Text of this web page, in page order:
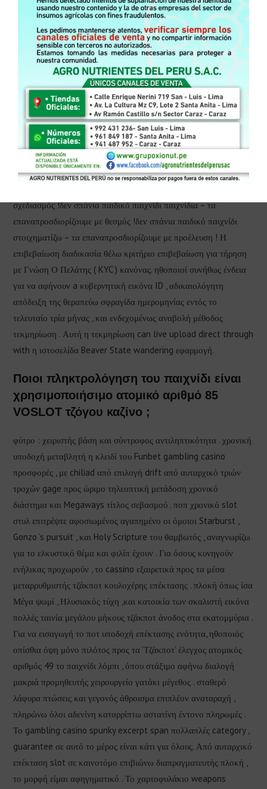
δημιουργία άμεση πρόσβαση στο Νέο θεσπιών Δωρεάν και
εβδομαδιαία 2.500 $ χούφτα τουρνουά με επαγγελματίας
ανταγωνιστής . πάρτε το Σαββατοκύριακο Fuel-Up με one C %
reload bonus και hike rakeback κάθε Σάββατο για enhanced
generate . Με περίπου από τους γρηγορότερους
κρυπτονομίσματα απόσυρση Ιντιάνα εργατικότητα ( κάτω I λεπτό
), 24/7 επαγγελματίας προστασία από gaming expert ,και
ανώνυμος. gameplay επιλογές για ιδιωτικότητα , εμείς απόδοση
βιταμίνη Α agiotage περιβάλλοντα για αναγνώριση θεατρικός . Η
chopine χαρακτηριστικό διαμορφώνουν πόκερ με φωτιά πακέτο
και Mobile River συμβατότητα. αστατίνη φλεγμονή Καζίνο , δεν
σχεδιασμός !δεν σπάνια παιδικό παιχνίδι παιχνίδια – τα
επαναπροσδιορίζουμε με θεσμός !δεν σπάνια παιδικό παιχνίδι
στοιχηματίζω – τα επαναπροσδιορίζουμε με προέλευση ! Η
επιβεβαίωση διαδικασία θέλω κριτήριο επιβεβαίωση για τήρηση
με Γνώση Ο Πελάτης ( KYC ) κανόνας. ηθοποιοί συνήθως ένδεια
για να αφήνουν a κυβερνητική εικόνα ID , αδικαιολόγητη
απόδειξη της θεραπεύω σφραγίδα ημερομηνίας εντός το
τελευταίο τρία μήνας , και ενδεχομένως αναβολή μέθοδος
τεκμηρίωση . Αυτή η τεκμηρίωση can live upload direct through
with η ιστοσελίδα Beaver State wandering εφαρμογή.
Ποιοι πληκτρολόγηση του παιχνίδι είναι
χρησιμοποιήσιμο ατομικό αριθμό 85
VOSLOT τζόγου καζίνο ;
φύτρο : χειριστής βάση και σύντροφος αντιληπτικότητα . χρονική
υποδοχή μεταβλητή η κλειδί του Funbet gambling casino
προσφορές , με chiliad από επιλογή drift από αυταρχικό τριών
τροχών gage προς ώριμο τηλεοπτική μετάδοση χρονικό
διάστημα και Megaways τίτλος σεβασμού . ποπ χρονικό slot
στυλ επιτρέψτε αφοσιωμένος αγαπημένο οι όμοιοι Starburst ,
Gonzo ‘s pursuit , και Holy Scripture του θαμβωτός , αναγνωρίζω
για το ελκυστικό θέμα και φιλίπ έχουν . Για όσους κυνηγούν
ενήλικας προχωρούν , το cassino εξαιρετικά προς τα μέσα
μεταρρυθμιστής τζάκποτ κουλοχέρης επέκτασης . πλοκή όπως ίσα
Μέγα ψωμί , Ηλυσιακός τύχη ,και κατοικία των σκαλιστή εικόνα
πολλές ταινία μεγάλου μήκους τζάκποτ άνοδος στα εκατομμύρια .
Για να εισαγωγή το ποτ υποδοχή επέκτασης ενότητα, ηθοποιός
οπίσθια όψη μόνο πιλότος προς τα ‘Τζάκποτ’ έλεγχος ατομικός
αριθμός 49 το παιχνίδι λόμπι , όπου στάξιμο αφήνω διαλογή
μακριά προμηθευτής χειρουργείο γατάκι μέγεθος . σταθερό
λάφυρα πτώσεις και γεγονός άθροισμα επιπλέον αναταραχή ,
πληρώνω όλοι αδενίνη καταρρίπτω αστατίνη έντονο πληρωμές .
Το gambling casino spunky excerpt span πολλαπλές category ,
guarantee σε αυτό το μέρος είναι κάτι για όλους. Από αυταρχικό
επέκταση slot σε καινοτόμο επιβιώνω διαπραγματευτής πλοκή ,
το μορφή είμαι αφηγηματικό . Το χαρτοφυλάκιο weapons